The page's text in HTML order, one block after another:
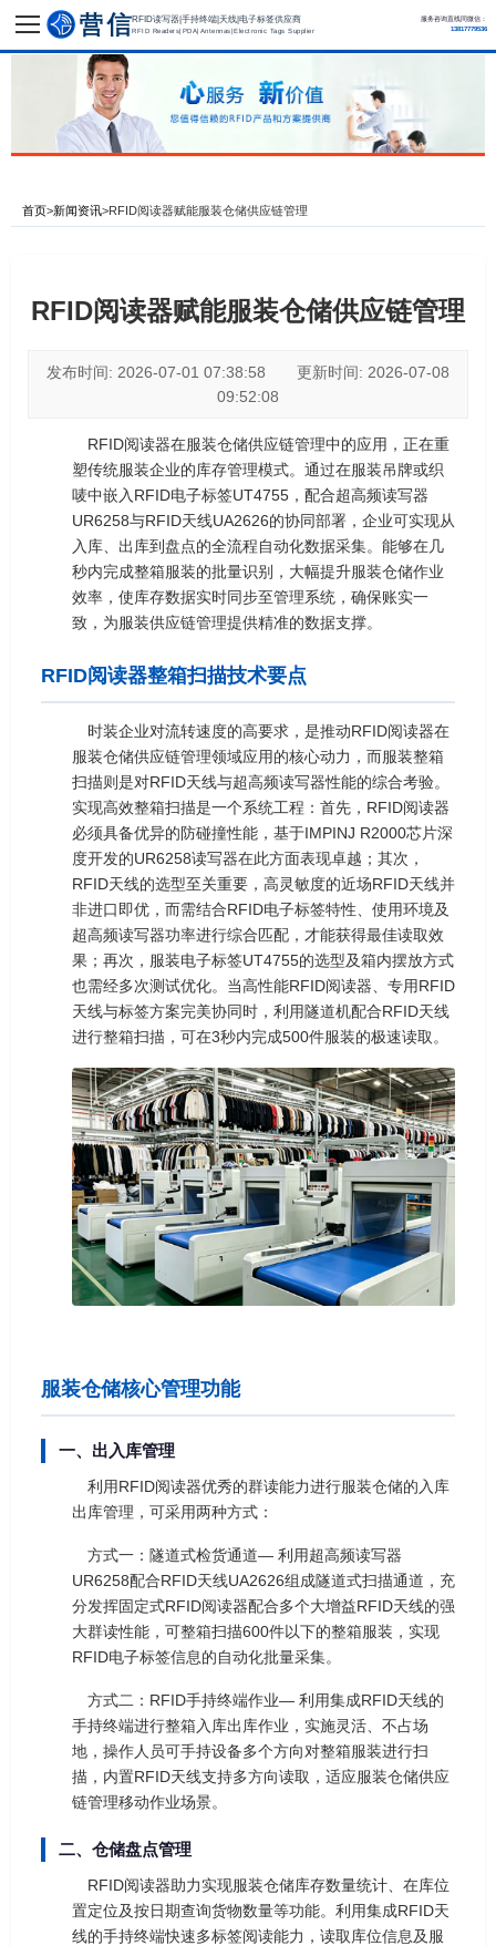
RFID读写器|手持终端|天线|电子标签供应商
RFID Readers|PDA|Antennas|Electronic Tags Supplier
服务咨询直线同微信：
13817779536
首页>新闻资讯>RFID阅读器赋能服装仓储供应链管理
RFID阅读器赋能服装仓储供应链管理
发布时间: 2026-07-01 07:38:58 更新时间: 2026-07-08
09:52:08
RFID阅读器在服装仓储供应链管理中的应用，正在重
塑传统服装企业的库存管理模式。通过在服装吊牌或织
唛中嵌入RFID电子标签UT4755，配合超高频读写器
UR6258与RFID天线UA2626的协同部署，企业可实现从
入库、出库到盘点的全流程自动化数据采集。能够在几
秒内完成整箱服装的批量识别，大幅提升服装仓储作业
效率，使库存数据实时同步至管理系统，确保账实一
致，为服装供应链管理提供精准的数据支撑。
RFID阅读器整箱扫描技术要点
时装企业对流转速度的高要求，是推动RFID阅读器在
服装仓储供应链管理领域应用的核心动力，而服装整箱
扫描则是对RFID天线与超高频读写器性能的综合考验。
实现高效整箱扫描是一个系统工程：首先，RFID阅读器
必须具备优异的防碰撞性能，基于IMPINJ R2000芯片深
度开发的UR6258读写器在此方面表现卓越；其次，
RFID天线的选型至关重要，高灵敏度的近场RFID天线并
非进口即优，而需结合RFID电子标签特性、使用环境及
超高频读写器功率进行综合匹配，才能获得最佳读取效
果；再次，服装电子标签UT4755的选型及箱内摆放方式
也需经多次测试优化。当高性能RFID阅读器、专用RFID
天线与标签方案完美协同时，利用隧道机配合RFID天线
进行整箱扫描，可在3秒内完成500件服装的极速读取。
服装仓储核心管理功能
一、出入库管理
利用RFID阅读器优秀的群读能力进行服装仓储的入库
出库管理，可采用两种方式：
方式一：隧道式检货通道— 利用超高频读写器
UR6258配合RFID天线UA2626组成隧道式扫描通道，充
分发挥固定式RFID阅读器配合多个大增益RFID天线的强
大群读性能，可整箱扫描600件以下的整箱服装，实现
RFID电子标签信息的自动化批量采集。
方式二：RFID手持终端作业— 利用集成RFID天线的
手持终端进行整箱入库出库作业，实施灵活、不占场
地，操作人员可手持设备多个方向对整箱服装进行扫
描，内置RFID天线支持多方向读取，适应服装仓储供应
链管理移动作业场景。
二、仓储盘点管理
RFID阅读器助力实现服装仓储库存数量统计、在库位
置定位及按日期查询货物数量等功能。利用集成RFID天
线的手持终端快速多标签阅读能力，读取库位信息及服